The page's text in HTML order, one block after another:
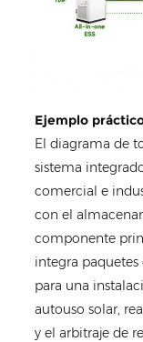
Ejemplo
El diagrama de
sistema
comercial e
con el
componente
integra paquetes
para una
autouso solar,
y el arbitraje de